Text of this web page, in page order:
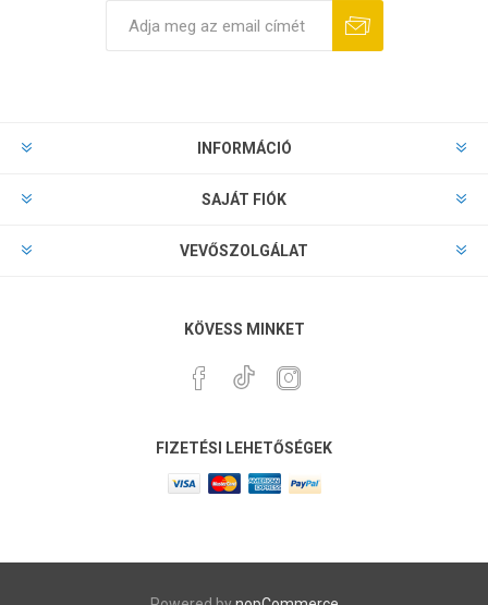
INFORMÁCIÓ
SAJÁT FIÓK
VEVŐSZOLGÁLAT
KÖVESS MINKET
FIZETÉSI LEHETŐSÉGEK